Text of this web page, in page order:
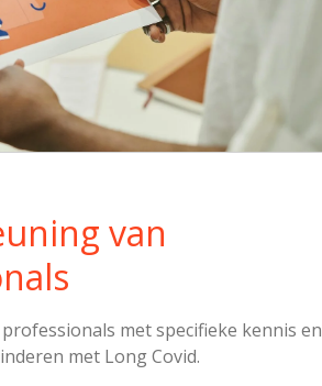
van
met specifieke kennis en
met Long Covid.